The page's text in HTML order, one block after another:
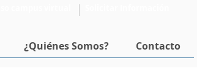
¿Quiénes Somos? Contacto